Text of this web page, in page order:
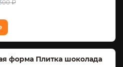
₽
форма Плитка шоколада